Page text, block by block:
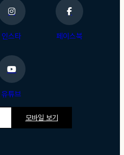
인스타 페이스북
유튜브
모바일 보기